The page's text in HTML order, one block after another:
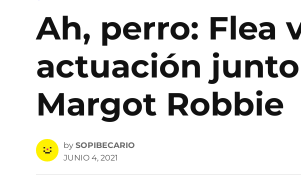
Ah, perro: Flea
actuación
Margot Robbie
by SOPIBECARIO
JUNIO 4, 2021